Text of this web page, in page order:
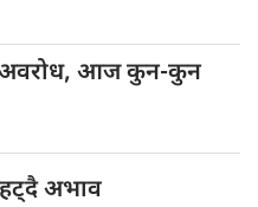
आज कुन-कुन
अभाव